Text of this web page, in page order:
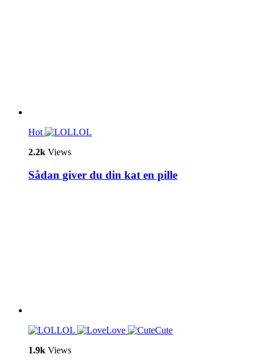
Hot
LOL
2.2k Views
Sådan giver du din kat en pille
LOL Love
Cute
1.9k Views